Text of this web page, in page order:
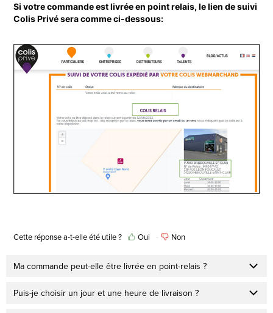
Si votre commande est livrée en point relais, le lien de suivi
Colis Privé sera comme ci-dessous:
Cette réponse a-t-elle été utile ? Oui Non
Ma commande peut-elle être livrée en point-relais ?
Puis-je choisir un jour et une heure de livraison ?